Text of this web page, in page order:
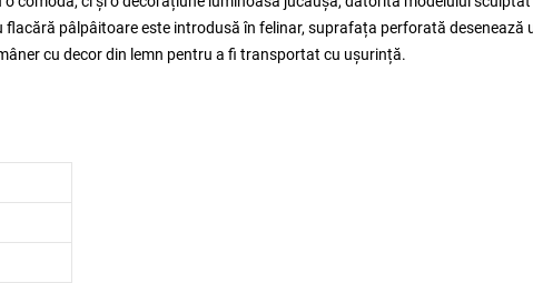
pâlpâitoare este introdusă în felinar, suprafața perforată desenează
cu decor din lemn pentru a fi transportat cu ușurință.